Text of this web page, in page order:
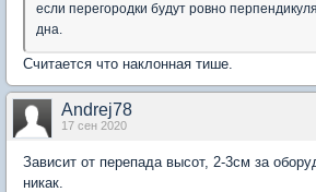
если перегородки будут ровно
дна.
Считается что наклонная тише.
Andrej78
17 сен 2020
Зависит от перепада высот, 2-3см за
никак.